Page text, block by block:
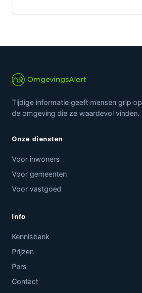
Tijdige informatie geeft mensen grip op
de omgeving die ze waardevol vinden.
Onze diensten
Voor inwoners
Voor gemeenten
Voor vastgoed
Info
Kennisbank
Prijzen
Pers
Contact